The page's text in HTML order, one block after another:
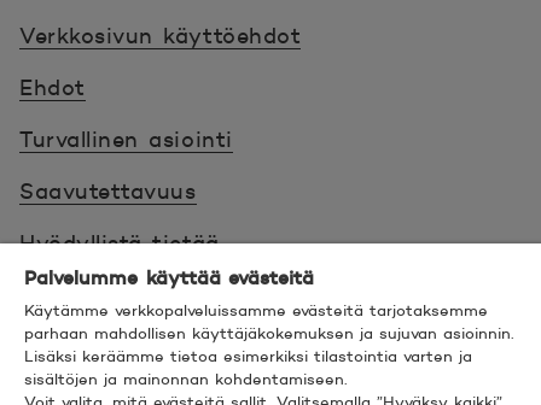
Verkkosivun käyttöehdot
Ehdot
Turvallinen asiointi
Saavutettavuus
Hyödyllistä tietää
© 2026 POP Pankki,Hevosenkenkä 3, 02600
ESPOO
Palvelumme käyttää evästeitä
Käytämme verkkopalveluissamme evästeitä tarjotaksemme
parhaan mahdollisen käyttäjäkokemuksen ja sujuvan asioinnin.
Lisäksi keräämme tietoa esimerkiksi tilastointia varten ja
sisältöjen ja mainonnan kohdentamiseen.